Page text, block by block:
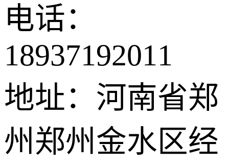
电话：
18937192011
地址：河南省郑
州郑州金水区经